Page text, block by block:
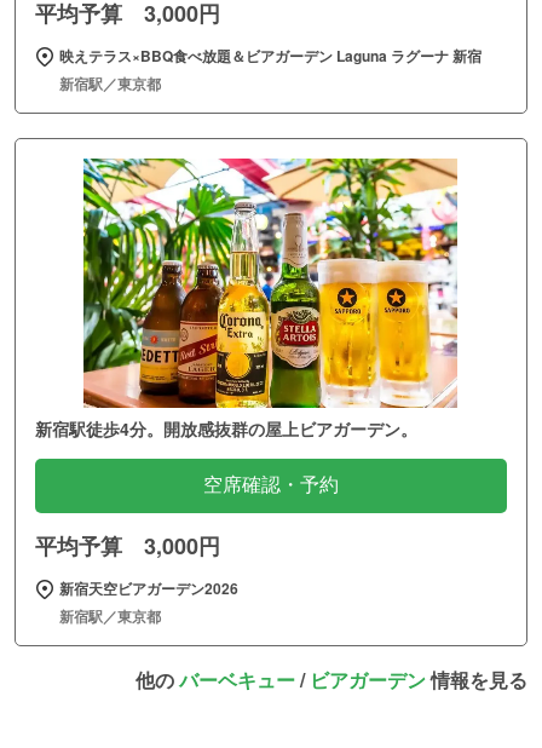
平均予算 3,000円
映えテラス×BBQ食べ放題＆ビアガーデン Laguna ラグーナ 新宿
新宿駅／東京都
新宿駅徒歩4分。開放感抜群の屋上ビアガーデン。
空席確認・予約
平均予算 3,000円
新宿天空ビアガーデン2026
新宿駅／東京都
他のバーベキュー/ ビアガーデン情報を見る